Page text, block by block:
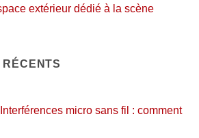
extérieur dédié à la scène
Interférences micro sans fil : comment